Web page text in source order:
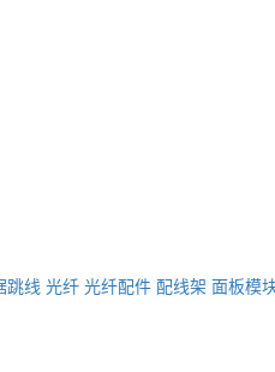
跳线 光纤 光纤配件 配线架 面板模